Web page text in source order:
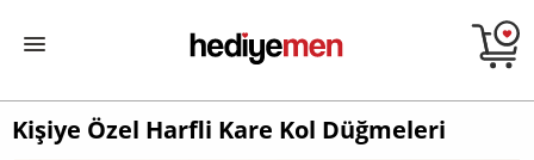
Kişiye Özel Harfli Kare Kol Düğmeleri